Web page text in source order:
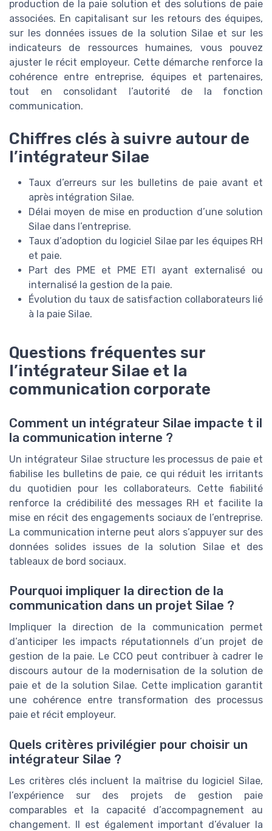
production de la paie solution et des solutions de paie
associées. En capitalisant sur les retours des équipes,
sur les données issues de la solution Silae et sur les
indicateurs de ressources humaines, vous pouvez
ajuster le récit employeur. Cette démarche renforce la
cohérence entre entreprise, équipes et partenaires,
tout en consolidant l’autorité de la fonction
communication.
Chiffres clés à suivre autour de
l’intégrateur Silae
Taux d’erreurs sur les bulletins de paie avant et
après intégration Silae.
Délai moyen de mise en production d’une solution
Silae dans l’entreprise.
Taux d’adoption du logiciel Silae par les équipes RH
et paie.
Part des PME et PME ETI ayant externalisé ou
internalisé la gestion de la paie.
Évolution du taux de satisfaction collaborateurs lié
à la paie Silae.
Questions fréquentes sur
l’intégrateur Silae et la
communication corporate
Comment un intégrateur Silae impacte t il
la communication interne ?
Un intégrateur Silae structure les processus de paie et
fiabilise les bulletins de paie, ce qui réduit les irritants
du quotidien pour les collaborateurs. Cette fiabilité
renforce la crédibilité des messages RH et facilite la
mise en récit des engagements sociaux de l’entreprise.
La communication interne peut alors s’appuyer sur des
données solides issues de la solution Silae et des
tableaux de bord sociaux.
Pourquoi impliquer la direction de la
communication dans un projet Silae ?
Impliquer la direction de la communication permet
d’anticiper les impacts réputationnels d’un projet de
gestion de la paie. Le CCO peut contribuer à cadrer le
discours autour de la modernisation de la solution de
paie et de la solution Silae. Cette implication garantit
une cohérence entre transformation des processus
paie et récit employeur.
Quels critères privilégier pour choisir un
intégrateur Silae ?
Les critères clés incluent la maîtrise du logiciel Silae,
l’expérience sur des projets de gestion paie
comparables et la capacité d’accompagnement au
changement. Il est également important d’évaluer la